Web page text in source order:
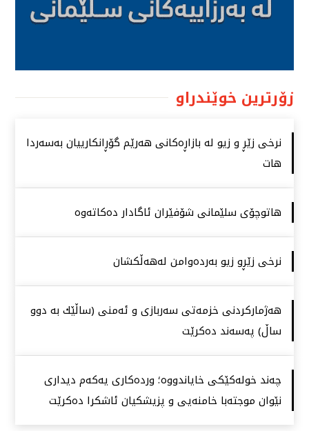
زۆرترین خوێندراو
نرخی زێڕ و زیو لە بازاڕەكانی هەرێم گۆڕانكارییان بەسەردا
هات
هاتوچۆی سلێمانی شۆفێران ئاگادار دەكاتەوە
نرخی زێڕو زیو بەردەوامن لەهەڵكشان
هەژماركردنی خزمەتی سەربازی و ئەمنی (ساڵێك بە دوو
ساڵ) پەسەند دەكرێت
چەند خولەكێكی خایاندووە؛ وردەكاری یەكەم دیداری
نێوان موجتەبا خامنەیی و پزیشكیان ئاشكرا دەكرێت